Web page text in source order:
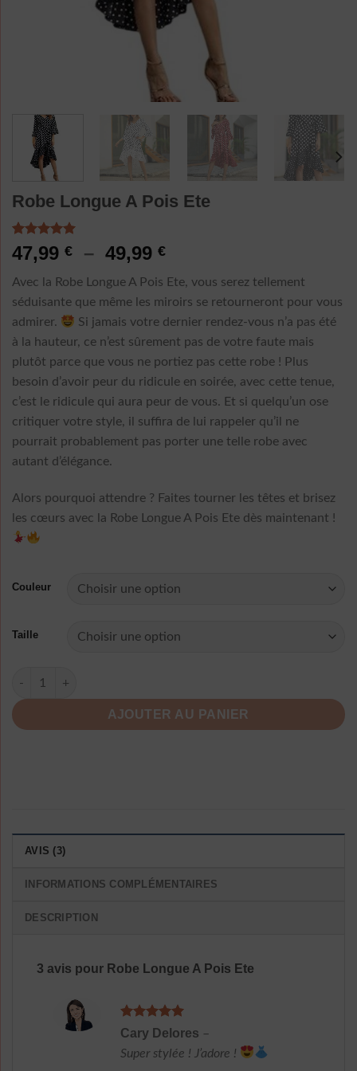
Robe Longue A Pois Ete
Noté5.00
sur 5 basé
3
notations
client
47,99 € – 49,99 €Plage
prix :
47,99 €
à
49,99 €
Avec la Robe Longue A Pois Ete, vous serez tellement
séduisante que même les miroirs se retourneront pour vous
admirer.
Si jamais votre dernier rendez-vous n’a pas été
à la hauteur, ce n’est sûrement pas de votre faute mais
plutôt parce que vous ne portiez pas cette robe ! Plus
besoin d’avoir peur du ridicule en soirée, avec cette tenue,
c’est le ridicule qui aura peur de vous. Et si quelqu’un ose
critiquer votre style, il suffira de lui rappeler qu’il ne
pourrait probablement pas porter une telle robe avec
autant d’élégance.
Alors pourquoi attendre ? Faites tourner les têtes et brisez
les cœurs avec la Robe Longue A Pois Ete dès maintenant !
Couleur
Taille
AJOUTER AU PANIER
AVIS (3)
INFORMATIONS COMPLÉMENTAIRES
DESCRIPTION
3 avis pour Robe Longue A Pois Ete
Note 5sur
Cary Delores –
Super stylée ! J’adore !